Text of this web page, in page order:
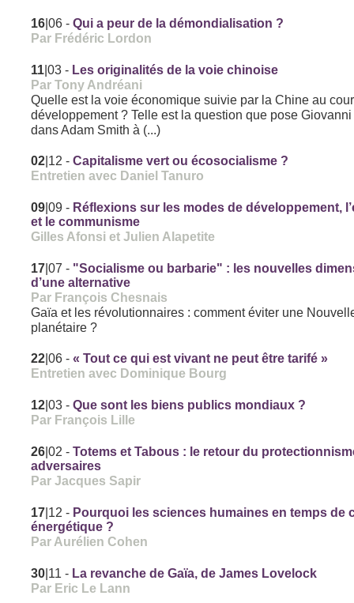
16 |06 -Qui a peur de la démondialisation ?
Par Frédéric Lordon
11 |03 - Les originalités de la voie chinoise
Par Tony Andréani
Quelle est la voie économique suivie par la Chine au
développement ? Telle est la question que pose
dans Adam Smith à (...)
02 |12 -Capitalisme vert ou écosocialisme ?
Entretien avec Daniel Tanuro
09 |09 - Réflexions sur les modes de développement,
et le communisme
Gilles Afonsi et Julien Alapetite
17 |07 - "Socialisme ou barbarie" : les nouvelles
d’une alternative
Par François Chesnais
Gaïa et les révolutionnaires : comment éviter une
planétaire ?
22 |06 -« Tout ce qui est vivant ne peut être tarifé »
Entretien avec Dominique Bourg
12 |03 -Que sont les biens publics mondiaux ?
Par François Lille
26 |02 -Totems et Tabous : le retour du
adversaires
Par Jacques Sapir
17 |12 - Pourquoi les sciences humaines en temps de
énergétique ?
Par Aurélien Cohen
30 |11 - La revanche de Gaïa, de James Lovelock
Par Eric Le Lann